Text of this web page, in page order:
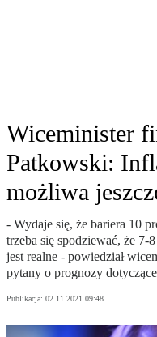
Wiceminister
Patkowski:
możliwa
- Wydaje się, że bariera 10
trzeba się spodziewać, że 7-
jest realne - powiedział
pytany o prognozy
Publikacja: 02.11.2021 09:48